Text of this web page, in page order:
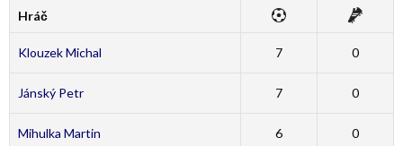
Hráč
Klouzek Michal 7 0
Jánský Petr 7 0
Mihulka Martin 6 0